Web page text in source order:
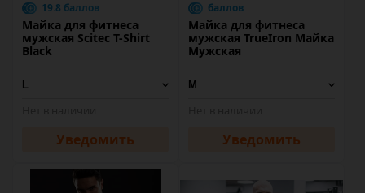
19.8 баллов
Майка для фитнеса
мужская Scitec T-Shirt
Black
Уведомить
баллов
Майка для фитнеса
мужская TrueIron Майка
Мужская
Уведомить